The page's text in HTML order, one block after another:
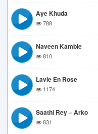
Aye Khuda
788
Naveen Kamble
810
Lavie En Rose
1174
Saathi Rey – Arko
831